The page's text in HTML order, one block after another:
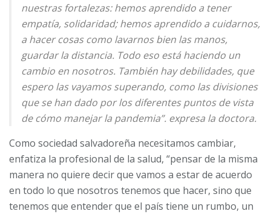
nuestras fortalezas: hemos aprendido a tener
empatía, solidaridad; hemos aprendido a cuidarnos,
a hacer cosas como lavarnos bien las manos,
guardar la distancia. Todo eso está haciendo un
cambio en nosotros. También hay debilidades, que
espero las vayamos superando, como las divisiones
que se han dado por los diferentes puntos de vista
de cómo manejar la pandemia”. expresa la doctora.
Como sociedad salvadoreña necesitamos cambiar,
enfatiza la profesional de la salud, “pensar de la misma
manera no quiere decir que vamos a estar de acuerdo
en todo lo que nosotros tenemos que hacer, sino que
tenemos que entender que el país tiene un rumbo, un